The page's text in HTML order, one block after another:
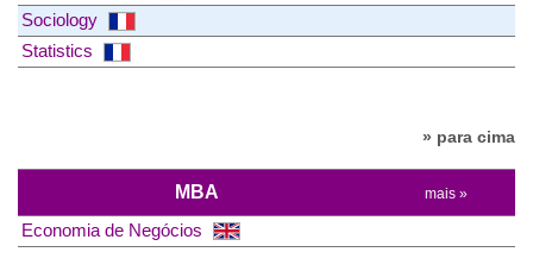
Sociology
Statistics
» para cima
MBA mais »
Economia de Negócios